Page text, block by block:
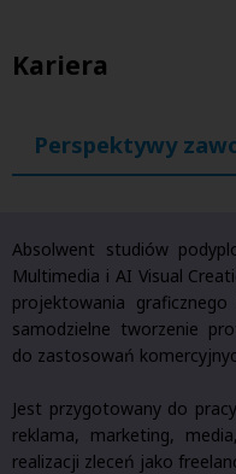
Kariera
Perspektywy
Absolwent studiów
Multimedia i AI Visual
projektowania
samodzielne tworzenie
do zastosowań
Jest przygotowany do
reklama, marketing,
realizacji zleceń jako